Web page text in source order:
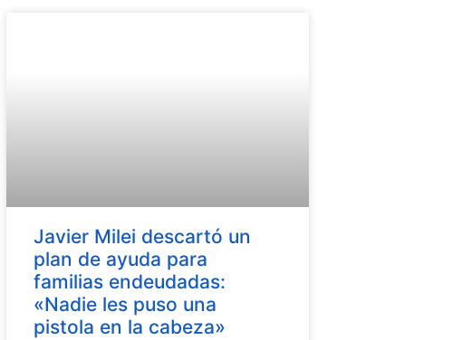
Javier Milei descartó un
plan de ayuda para
familias endeudadas:
«Nadie les puso una
pistola en la cabeza»